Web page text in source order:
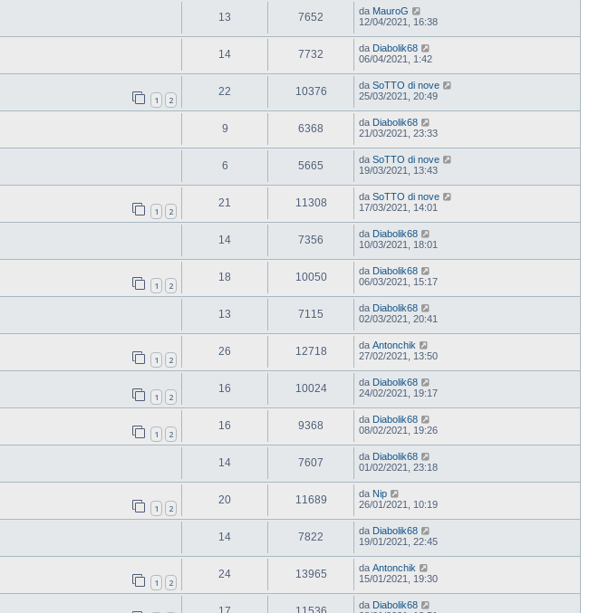
13 7652 da MauroG
12/04/2021, 16:38
14 7732 da Diabolik68
06/04/2021, 1:42
1 2
22 10376 da SoTTO di nove
25/03/2021, 20:49
9 6368 da Diabolik68
21/03/2021, 23:33
6 5665 da SoTTO di nove
19/03/2021, 13:43
1 2
21 11308 da SoTTO di nove
17/03/2021, 14:01
14 7356 da Diabolik68
10/03/2021, 18:01
1 2
18 10050 da Diabolik68
06/03/2021, 15:17
13 7115 da Diabolik68
02/03/2021, 20:41
1 2
26 12718 da Antonchik
27/02/2021, 13:50
1 2
16 10024 da Diabolik68
24/02/2021, 19:17
1 2
16 9368 da Diabolik68
08/02/2021, 19:26
14 7607 da Diabolik68
01/02/2021, 23:18
1 2
20 11689 da Nip
26/01/2021, 10:19
14 7822 da Diabolik68
19/01/2021, 22:45
1 2
24 13965 da Antonchik
15/01/2021, 19:30
da Diabolik68